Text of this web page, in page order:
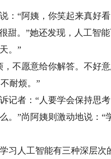
“阿姨，你笑起来真好
甜。”她还发现，人工智
。”
不愿意给你解答。不好意
耐烦。”
者：“人要学会保持思
。”尚阿姨则激动地说：“
人工智能有三种深层次